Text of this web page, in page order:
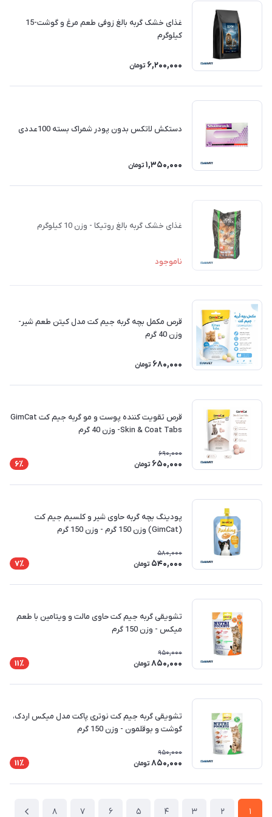
غذای خشک گربه بالغ زوفی طعم مرغ و گوشت-15
کیلوگرم
6,200,000 تومان
دستکش لاتکس بدون پودر شمراک بسته 100عددی
1,350,000 تومان
غذای خشک گربه بالغ روتیکا - وزن 10 کیلوگرم
ناموجود
قرص مکمل بچه گربه جیم کت مدل کیتن طعم شیر-
وزن 40 گرم
680,000 تومان
قرص تقویت کننده پوست و مو گربه جیم کت GimCat
Skin & Coat Tabs- وزن 40 گرم
690,000
650,000 تومان 6٪
پودینگ بچه گربه حاوی شیر و کلسیم جیم کت
(GimCat) وزن 150 گرم - وزن 150 گرم
580,000
540,000 تومان 7٪
تشویقی گربه جیم کت حاوی مالت و ویتامین با طعم
میکس - وزن 150 گرم
950,000
850,000 تومان 11٪
تشویقی گربه جیم کت نوتری پاکت مدل میکس اردک،
گوشت و بوقلمون - وزن 150 گرم
950,000
850,000 تومان 11٪
1
2
3
4
5
6
7
8